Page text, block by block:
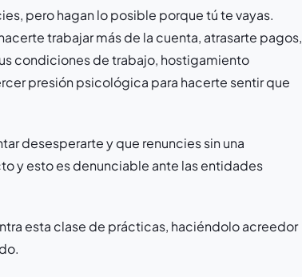
pero hagan lo posible porque tú te vayas.
trabajar más de la cuenta, atrasarte pagos,
condiciones de trabajo, hostigamiento
presión psicológica para hacerte sentir que
desesperarte y que renuncies sin una
y esto es denunciable ante las entidades
esta clase de prácticas, haciéndolo acreedor